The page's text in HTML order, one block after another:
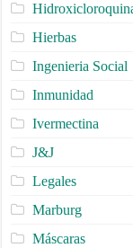
Hierbas
Ingenieria Social
Inmunidad
Ivermectina
J&J
Legales
Marburg
Máscaras